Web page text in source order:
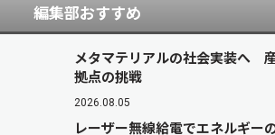
編集部おすすめ
メタマテリアルの社会実装へ
拠点の挑戦
2026.08.05
レーザー無線給電でエネルギー